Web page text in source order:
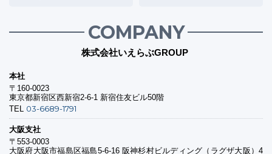
COMPANY
株式会社いえらぶGROUP
本社
〒160-0023
東京都新宿区西新宿2-6-1 新宿住友ビル50階
TEL 03-6689-1791
大阪支社
〒553-0003
大阪府大阪市福島区福島5-6-16 阪神杉村ビルディング（ラグザ大阪）4